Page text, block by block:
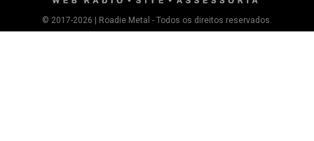
© 2017-2026 | Roadie Metal - Todos os direitos reservados.